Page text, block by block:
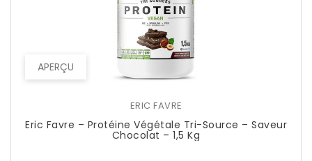
APERÇU
ERIC FAVRE
Eric Favre – Protéine Végétale Tri-Source – Saveur
Chocolat – 1,5 Kg